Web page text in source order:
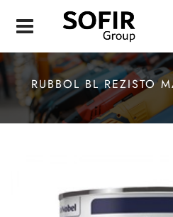
RUBBOL BL REZISTO